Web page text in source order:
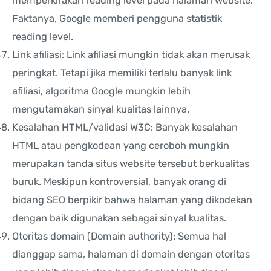
Faktanya, Google memberi pengguna statistik
reading level.
Link afiliasi: Link afiliasi mungkin tidak akan merusak
peringkat. Tetapi jika memiliki terlalu banyak link
afiliasi, algoritma Google mungkin lebih
mengutamakan sinyal kualitas lainnya.
Kesalahan HTML/validasi W3C: Banyak kesalahan
HTML atau pengkodean yang ceroboh mungkin
merupakan tanda situs website tersebut berkualitas
buruk. Meskipun kontroversial, banyak orang di
bidang SEO berpikir bahwa halaman yang dikodekan
dengan baik digunakan sebagai sinyal kualitas.
Otoritas domain (Domain authority): Semua hal
dianggap sama, halaman di domain dengan otoritas